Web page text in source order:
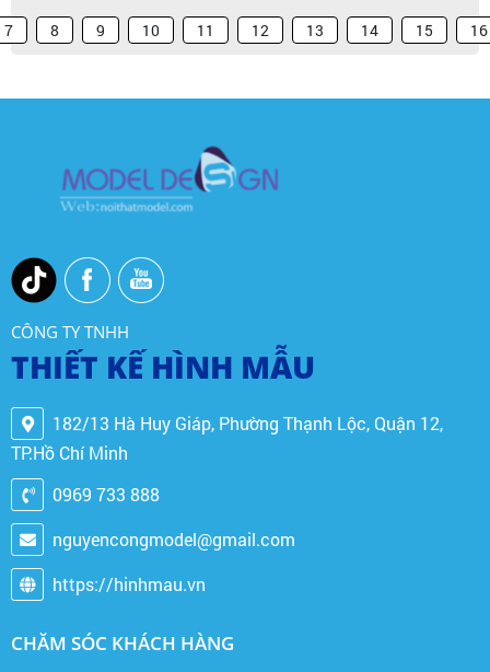
7 8 9 10 11 12 13 14 15 16
CÔNG TY TNHH
THIẾT KẾ HÌNH MẪU
182/13 Hà Huy Giáp, Phường Thạnh Lộc, Quận 12,
TP.Hồ Chí Minh
0969 733 888
nguyencongmodel@gmail.com
https://hinhmau.vn
CHĂM SÓC KHÁCH HÀNG